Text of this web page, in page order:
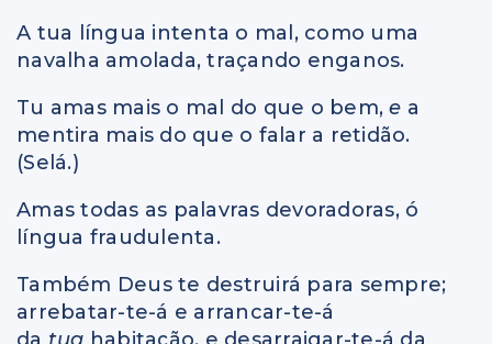
A tua língua intenta o mal, como uma
navalha amolada, traçando enganos.
Tu amas mais o mal do que o bem,e a
mentira mais do que o falar a retidão.
(Selá.)
Amas todas as palavras devoradoras, ó
língua fraudulenta.
Também Deus te destruirá para sempre;
arrebatar-te-á e arrancar-te-á
da tua habitação, e desarraigar-te-á da